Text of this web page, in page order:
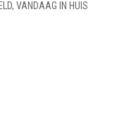
VANDAAG IN HUIS